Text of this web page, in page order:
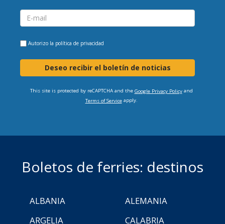
Autorizo la política de privacidad
Deseo recibir el boletín de noticias
This site is protected by reCAPTCHA and the Google Privacy Policyand
Terms of Serviceapply.
Boletos de ferries: destinos
ALBANIA
ALEMANIA
ARGELIA
CALABRIA